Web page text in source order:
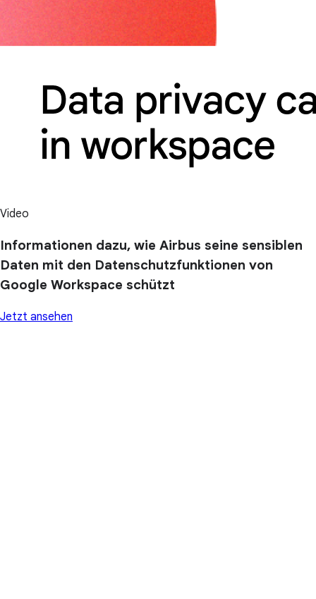
Video
Informationen dazu, wie Airbus seine sensiblen
Daten mit den Datenschutzfunktionen von
Google Workspace schützt
Jetzt ansehen